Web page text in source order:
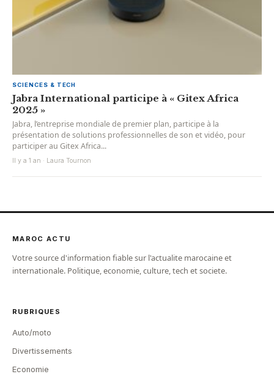
SCIENCES & TECH
Jabra International participe à « Gitex Africa
2025 »
Jabra, l’entreprise mondiale de premier plan, participe à la
présentation de solutions professionnelles de son et vidéo, pour
participer au Gitex Africa...
Il y a 1 an · Laura Tournon
MAROC ACTU
Votre source d'information fiable sur l'actualite marocaine et
internationale. Politique, economie, culture, tech et societe.
RUBRIQUES
Auto/moto
Divertissements
Economie